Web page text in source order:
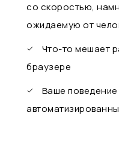
со скоростью,
ожидаемую от
Что-то мешает
браузере
Ваше